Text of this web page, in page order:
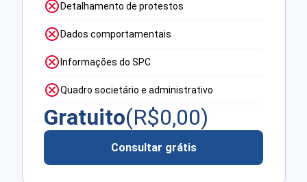
Detalhamento de protestos
Dados comportamentais
Informações do SPC
Quadro societário e administrativo
Gratuito(R$0,00)
Consultar grátis